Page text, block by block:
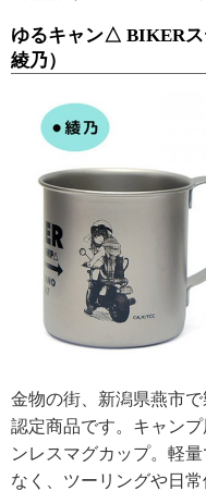
ゆるキャン△ BIKERス
綾乃）
金物の街、新潟県燕市
認定商品です。キャン
ンレスマグカップ。軽
なく、ツーリングや日